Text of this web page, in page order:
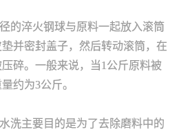
的淬火钢球与原料一起放入滚筒
并密封盖子，然后转动滚筒，在
碎。一般来说，当1公斤原料被
约为3公斤。
洗主要目的是为了去除磨料中的